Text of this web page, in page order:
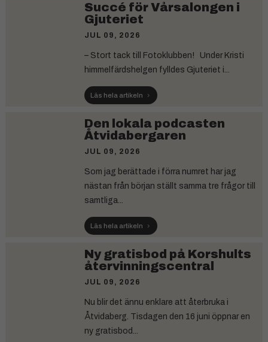
Succé för Vårsalongen i
Gjuteriet
JUL 09, 2026
– Stort tack till Fotoklubben! Under Kristi
himmelfärdshelgen fylldes Gjuteriet i...
Läs hela artikeln
Den lokala podcasten
Åtvidabergaren
JUL 09, 2026
Som jag berättade i förra numret har jag
nästan från början ställt samma tre frågor till
samtliga...
Läs hela artikeln
Ny gratisbod på Korshults
återvinningscentral
JUL 09, 2026
Nu blir det ännu enklare att återbruka i
Åtvidaberg. Tisdagen den 16 juni öppnar en
ny gratisbod...